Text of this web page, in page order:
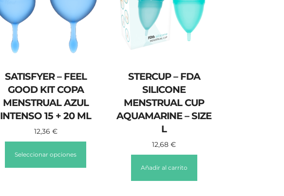
SATISFYER – FEEL
GOOD KIT COPA
MENSTRUAL AZUL
INTENSO 15 + 20 ML
12,36 €
Seleccionar opciones
STERCUP – FDA
SILICONE
MENSTRUAL CUP
AQUAMARINE – SIZE
L
12,68€
Añadir al carrito